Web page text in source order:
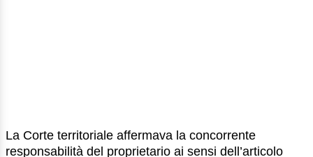
La Corte territoriale affermava la concorrente
responsabilità del proprietario ai sensi dell’articolo